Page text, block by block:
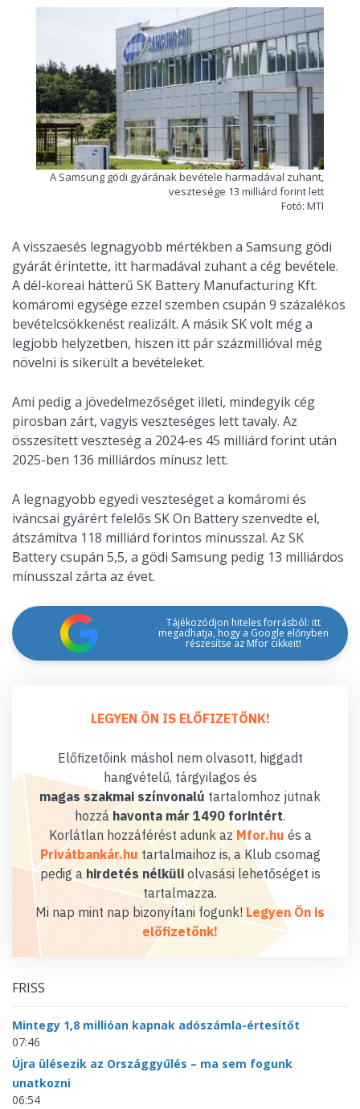
A Samsung gödi gyárának bevétele harmadával zuhant,
vesztesége 13 milliárd forint lett
Fotó: MTI
A visszaesés legnagyobb mértékben a Samsung gödi
gyárát érintette, itt harmadával zuhant a cég bevétele.
A dél-koreai hátterű SK Battery Manufacturing Kft.
komáromi egysége ezzel szemben csupán 9 százalékos
bevételcsökkenést realizált. A másik SK volt még a
legjobb helyzetben, hiszen itt pár százmillióval még
növelni is sikerült a bevételeket.
Ami pedig a jövedelmezőséget illeti, mindegyik cég
pirosban zárt, vagyis veszteséges lett tavaly. Az
összesített veszteség a 2024-es 45 milliárd forint után
2025-ben 136 milliárdos mínusz lett.
A legnagyobb egyedi veszteséget a komáromi és
iváncsai gyárért felelős SK On Battery szenvedte el,
átszámítva 118 milliárd forintos mínusszal. Az SK
Battery csupán 5,5, a gödi Samsung pedig 13 milliárdos
mínusszal zárta az évet.
Tájékozódjon hiteles forrásból: itt
megadhatja, hogy a Google előnyben
részesítse az Mfor cikkeit!
LEGYEN ÖN IS ELŐFIZETŐNK!
Előfizetőink máshol nem olvasott, higgadt
hangvételű, tárgyilagos és
magas szakmai színvonalú tartalomhoz jutnak
hozzáhavonta már 1490 forintért.
Korlátlan hozzáférést adunk az Mfor.hu és a
Privátbankár.hu tartalmaihoz is, a Klub csomag
pedig a hirdetés nélküliolvasási lehetőséget is
tartalmazza.
Mi nap mint nap bizonyítani fogunk! Legyen Ön is
előfizetőnk!
FRISS
Mintegy 1,8 millióan kapnak adószámla-értesítőt
07:46
Újra ülésezik az Országgyűlés – ma sem fogunk
unatkozni
06:54